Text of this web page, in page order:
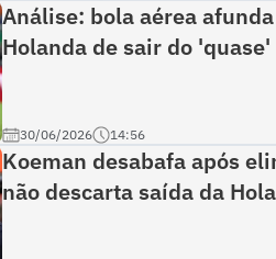
Análise: bola aérea
Holanda de sair do 'quase'
30/06/2026 14:56
Koeman desabafa após
não descarta saída da